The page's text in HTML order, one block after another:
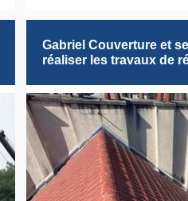
Gabriel Couverture et
réaliser les travaux de